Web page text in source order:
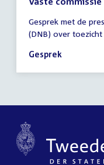
vergadering
20:00
-
uur
Gesprek met de
(DNB) over
Gesprek